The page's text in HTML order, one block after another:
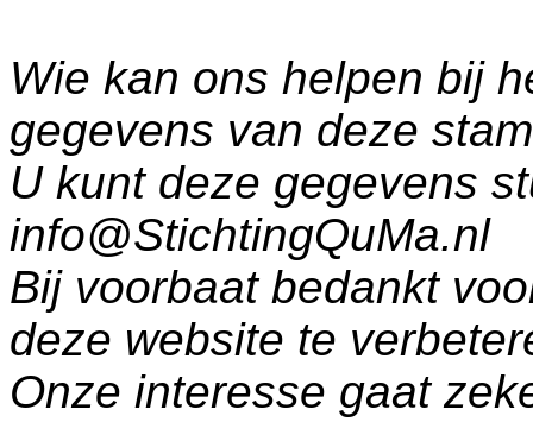
Wie kan ons helpen bij
gegevens van deze
U kunt deze gegevens
info@StichtingQuMa.nl
Bij voorbaat bedankt
deze website te
Onze interesse gaat